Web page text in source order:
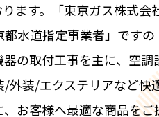
ます。「東京ガス株式会
水道指定事業者」ですの
の取付工事を主に、空調
外装/エクステリアなど快
お客様へ最適な商品をご